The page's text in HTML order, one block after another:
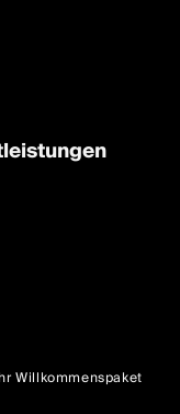
Willkommenspaket